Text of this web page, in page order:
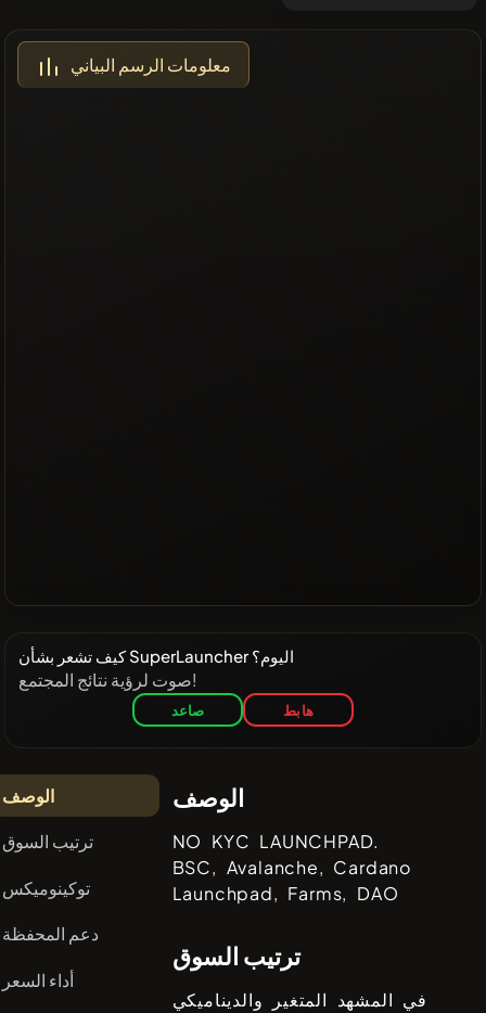
معلومات الرسم البياني
كيف تشعر بشأن SuperLauncher اليوم؟
صوت لرؤية نتائج المجتمع!
صاعد هابط
الوصف
ترتيب السوق
توكينوميكس
دعم المحفظة
أداء السعر
الوصف
NO KYC LAUNCHPAD.
BSC, Avalanche, Cardano
Launchpad, Farms, DAO
ترتيب السوق
في المشهد المتغير والديناميكي